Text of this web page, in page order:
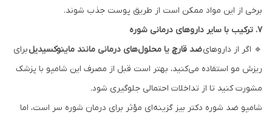
برخی از این مواد ممکن است از طریق پوست جذب شوند.
۷. ترکیب با سایر داروهای درمانی شوره
🔹 اگر از داروهایضد قارچ یا محلول‌های درمانی مانند ماینوکسیدیلبرای
ریزش مو استفاده می‌کنید، بهتر است قبل از مصرف این شامپو با پزشک
مشورت کنید تا از تداخلات احتمالی جلوگیری شود.
شامپو ضد شوره دکتر بیز گزینه‌ای مؤثر برای درمان شوره سر است، اما